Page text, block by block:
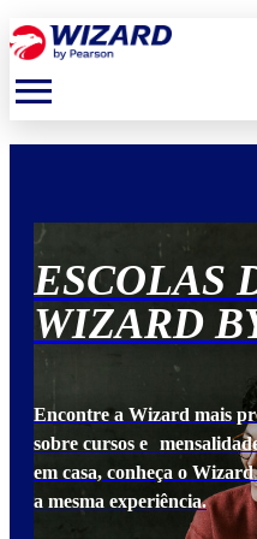
menu
ESCOLAS
WIZARD
Encontre a Wizard mais
sobre cursos e
em casa, conheça o
a mesma experiência.